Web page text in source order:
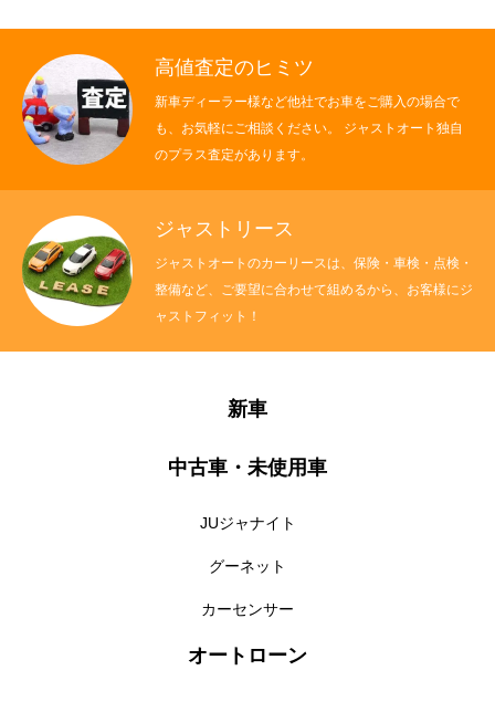
高値査定のヒミツ
新車ディーラー様など他社でお車をご購入の場合で
も、お気軽にご相談ください。 ジャストオート独自
のプラス査定があります。
ジャストリース
ジャストオートのカーリースは、保険・車検・点検・
整備など、ご要望に合わせて組めるから、お客様にジ
ャストフィット！
新車
中古車・未使用車
JUジャナイト
グーネット
カーセンサー
オートローン